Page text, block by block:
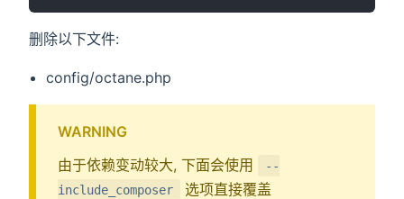
删除以下文件:
config/octane.php
WARNING
由于依赖变动较大, 下面会使用
--
include_composer
选项直接覆盖